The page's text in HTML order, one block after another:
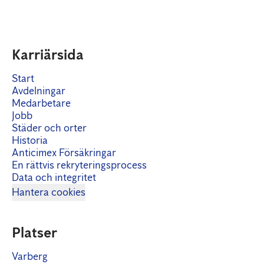
Karriärsida
Start
Avdelningar
Medarbetare
Jobb
Städer och orter
Historia
Anticimex Försäkringar
En rättvis rekryteringsprocess
Data och integritet
Hantera cookies
Platser
Varberg